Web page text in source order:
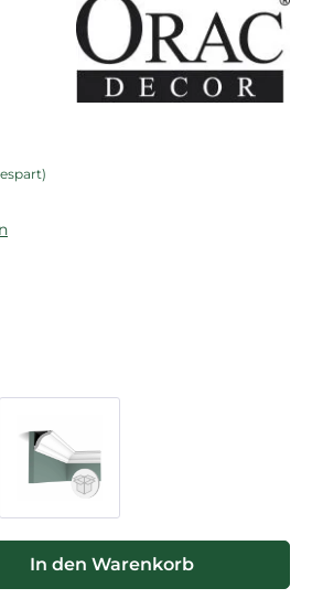
Wert ein oder benutze die
In den Warenkorb